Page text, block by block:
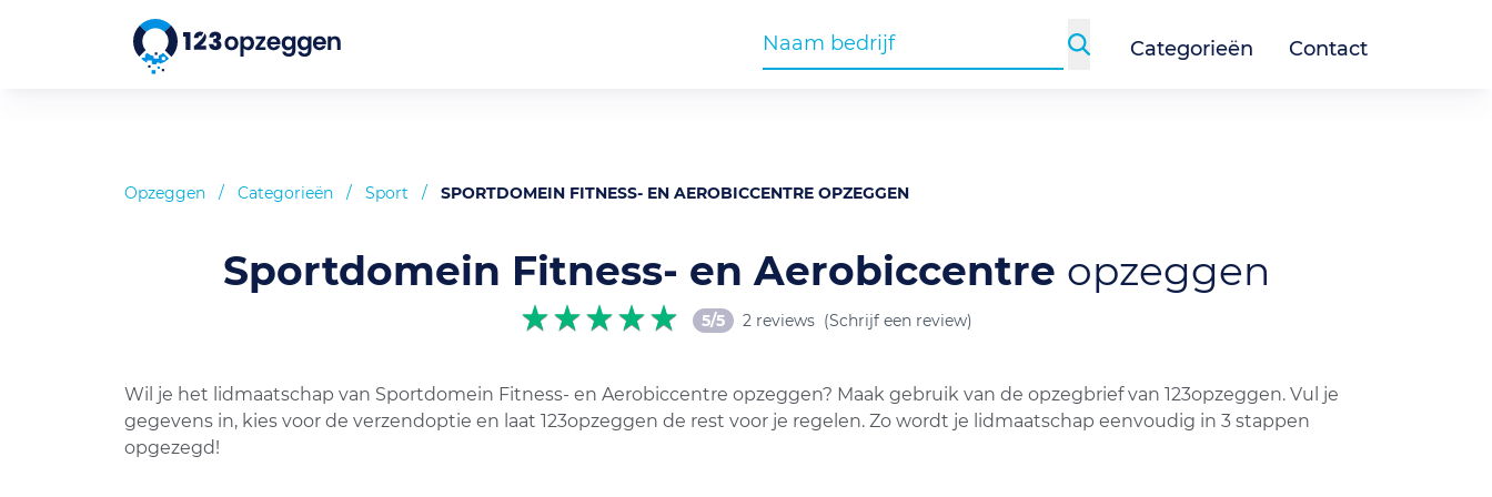
Categorieën Contact
Opzeggen / Categorieën / Sport / SPORTDOMEIN FITNESS- EN AEROBICCENTRE OPZEGGEN
Sportdomein Fitness- en Aerobiccentre opzeggen
5/5 2 reviews (Schrijf een review)
Wil je het lidmaatschap van Sportdomein Fitness- en Aerobiccentre opzeggen? Maak gebruik van de opzegbrief van 123opzeggen. Vul je
gegevens in, kies voor de verzendoptie en laat 123opzeggen de rest voor je regelen. Zo wordt je lidmaatschap eenvoudig in 3 stappen
opgezegd!